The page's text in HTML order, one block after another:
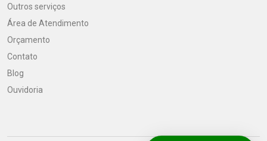
Outros serviços
Área de Atendimento
Orçamento
Contato
Blog
Ouvidoria